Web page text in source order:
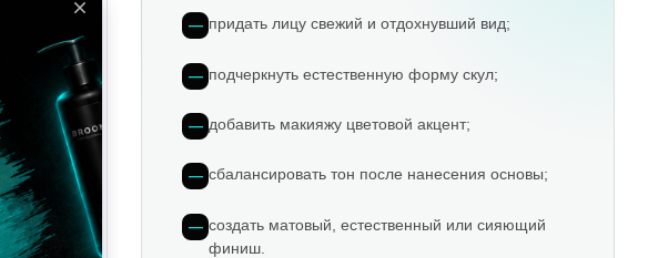
придать лицу свежий и отдохнувший вид;
подчеркнуть естественную форму скул;
добавить макияжу цветовой акцент;
сбалансировать тон после нанесения основы;
создать матовый, естественный или сияющий
финиш.